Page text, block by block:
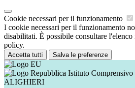
Cookie necessari per il funzionamento
I cookie necessari per il funzionamento
disabilitati. È possibile consultare
policy.
Accetta tutti Salva le preferenze
Istituto
ALIGHIERI